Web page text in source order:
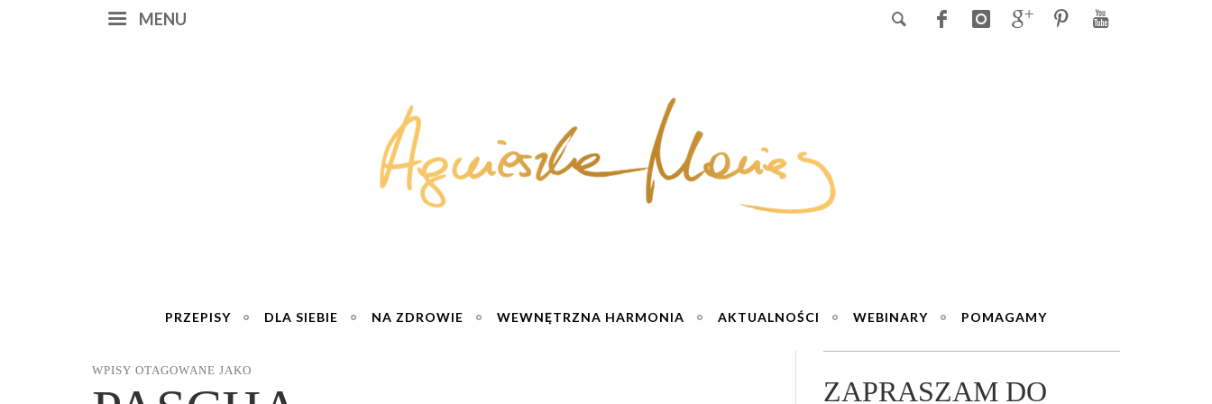
MENU
PRZEPISY DLA SIEBIE NA ZDROWIE WEWNĘTRZNA HARMONIA AKTUALNOŚCI WEBINARY POMAGAMY
WPISY OTAGOWANE JAKO
ZAPRASZAM DO